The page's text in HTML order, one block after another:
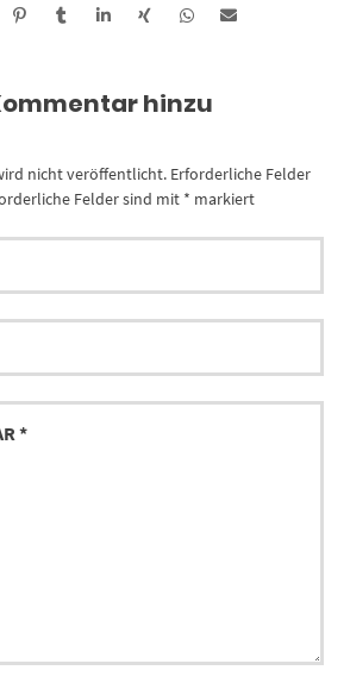
hinzu
nicht veröffentlicht. Erforderliche Felder
Felder sind mit * markiert